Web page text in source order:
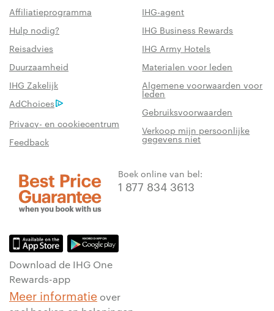
Affiliatieprogramma
IHG-agent
Hulp nodig?
IHG Business Rewards
Reisadvies
IHG Army Hotels
Duurzaamheid
Materialen voor leden
IHG Zakelijk
Algemene voorwaarden voor
leden
AdChoices
Gebruiksvoorwaarden
Privacy- en cookiecentrum
Verkoop mijn persoonlijke
gegevens niet
Feedback
Boek online van bel:
1 877 834 3613
Download de IHG One
Rewards-app
Meer informatie over